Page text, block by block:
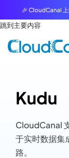
🎉 CloudCanal
跳到主要内容
Kudu
CloudCanal
于实时数据集
路。